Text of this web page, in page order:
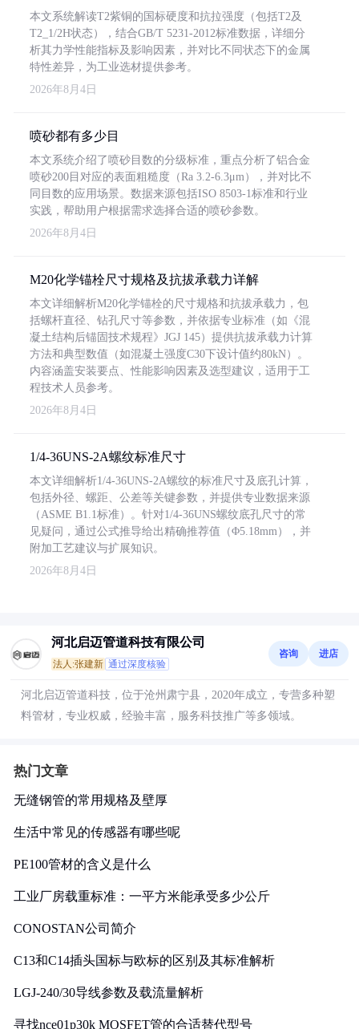
本文系统解读T2紫铜的国标硬度和抗拉强度（包括T2及
T2_1/2H状态），结合GB/T 5231-2012标准数据，详细分
析其力学性能指标及影响因素，并对比不同状态下的金属
特性差异，为工业选材提供参考。
2026年8月4日
喷砂都有多少目
本文系统介绍了喷砂目数的分级标准，重点分析了铝合金
喷砂200目对应的表面粗糙度（Ra 3.2-6.3μm），并对比不
同目数的应用场景。数据来源包括ISO 8503-1标准和行业
实践，帮助用户根据需求选择合适的喷砂参数。
2026年8月4日
M20化学锚栓尺寸规格及抗拔承载力详解
本文详细解析M20化学锚栓的尺寸规格和抗拔承载力，包
括螺杆直径、钻孔尺寸等参数，并依据专业标准（如《混
凝土结构后锚固技术规程》JGJ 145）提供抗拔承载力计算
方法和典型数值（如混凝土强度C30下设计值约80kN）。
内容涵盖安装要点、性能影响因素及选型建议，适用于工
程技术人员参考。
2026年8月4日
1/4-36UNS-2A螺纹标准尺寸
本文详细解析1/4-36UNS-2A螺纹的标准尺寸及底孔计算，
包括外径、螺距、公差等关键参数，并提供专业数据来源
（ASME B1.1标准）。针对1/4-36UNS螺纹底孔尺寸的常
见疑问，通过公式推导给出精确推荐值（Φ5.18mm），并
附加工艺建议与扩展知识。
2026年8月4日
河北启迈管道科技有限公司
法人:张建新 通过深度核验
咨询 进店
河北启迈管道科技，位于沧州肃宁县，2020年成立，专营多种塑
料管材，专业权威，经验丰富，服务科技推广等多领域。
热门文章
无缝钢管的常用规格及壁厚
生活中常见的传感器有哪些呢
PE100管材的含义是什么
工业厂房载重标准：一平方米能承受多少公斤
CONOSTAN公司简介
C13和C14插头国标与欧标的区别及其标准解析
LGJ-240/30导线参数及载流量解析
寻找nce01p30k MOSFET管的合适替代型号